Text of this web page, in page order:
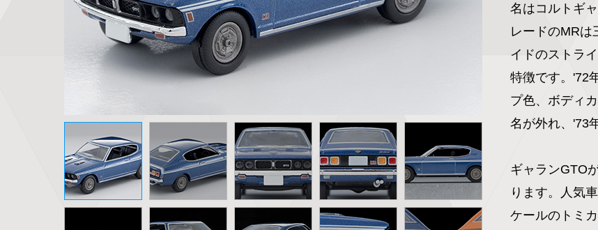
名はコルトギ
レードのMRは
イドのストラ
特徴です。'72
プ色、ボディ
名が外れ、'73
ギャランGTO
ります。人気
ケールのトミ